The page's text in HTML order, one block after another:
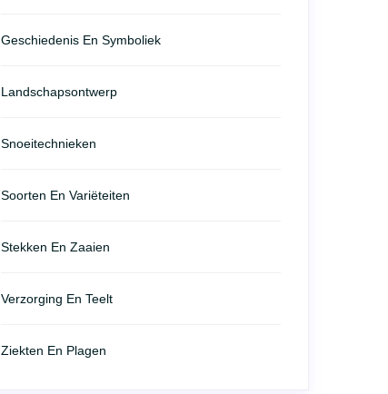
Geschiedenis En Symboliek
Landschapsontwerp
Snoeitechnieken
Soorten En Variëteiten
Stekken En Zaaien
Verzorging En Teelt
Ziekten En Plagen